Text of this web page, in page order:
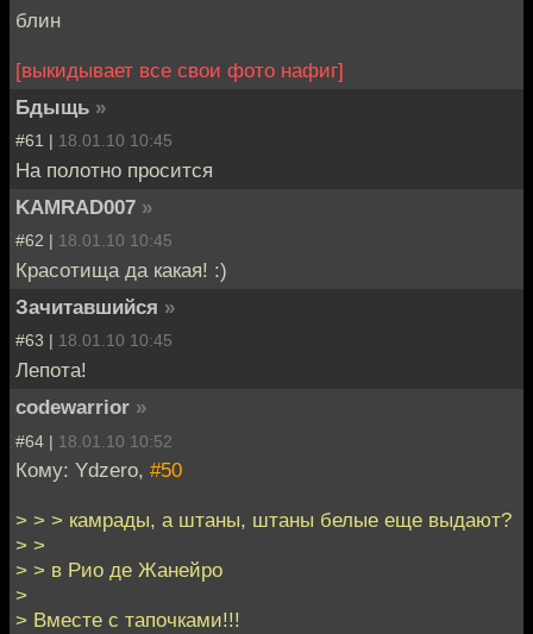
блин
[выкидывает все свои фото нафиг]
Бдыщь »
#61 | 18.01.10 10:45
На полотно просится
KAMRAD007 »
#62 | 18.01.10 10:45
Красотища да какая! :)
Зачитавшийся »
#63 | 18.01.10 10:45
Лепота!
codewarrior »
#64 | 18.01.10 10:52
Кому: Ydzero, #50
> > > камрады, а штаны, штаны белые еще выдают?
> >
> > в Рио де Жанейро
>
> Вместе с тапочками!!!